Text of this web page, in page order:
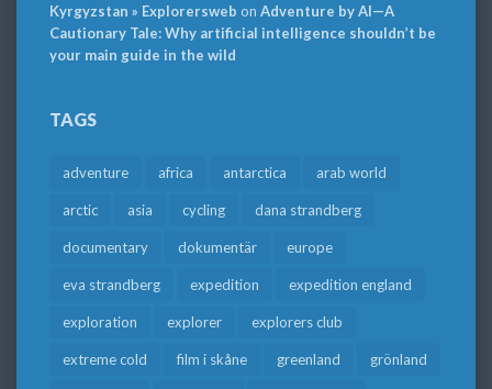
Kyrgyzstan » Explorersweb on Adventure by AI—A
Cautionary Tale: Why artificial intelligence shouldn’t be
your main guide in the wild
TAGS
adventure africa antarctica arab world
arctic asia cycling dana strandberg
documentary dokumentär europe
eva strandberg expedition expedition england
exploration explorer explorers club
extreme cold film i skåne greenland grönland